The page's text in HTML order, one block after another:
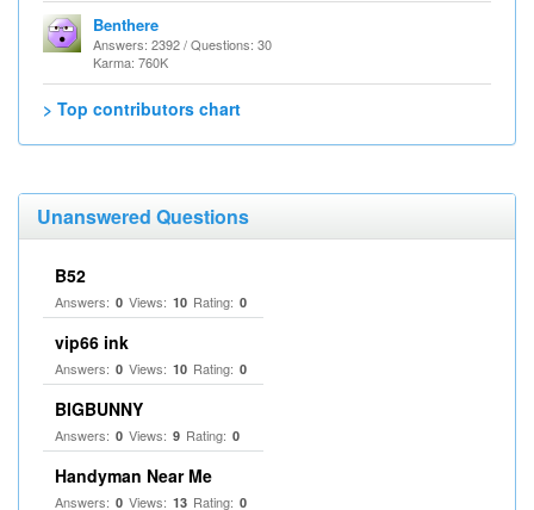
Benthere
Answers: 2392 / Questions: 30
Karma: 760K
> Top contributors chart
Unanswered Questions
B52
Answers: 0 Views: 10 Rating: 0
vip66 ink
Answers: 0 Views: 10 Rating: 0
BIGBUNNY
Answers: 0 Views: 9 Rating: 0
Handyman Near Me
Answers: 0 Views: 13 Rating: 0